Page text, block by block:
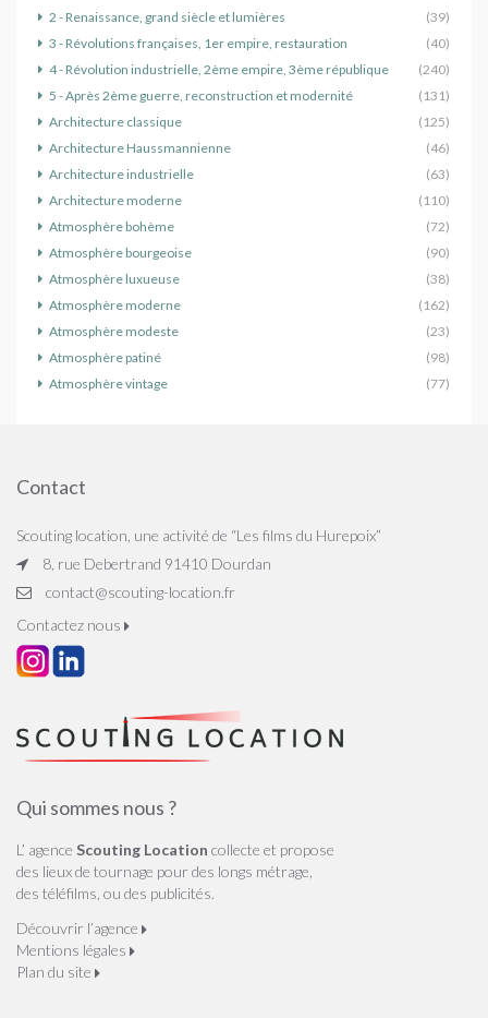
2 - Renaissance, grand siècle et lumières
(39)
3 - Révolutions françaises, 1er empire, restauration
(40)
4 - Révolution industrielle, 2ème empire, 3ème république
(240)
5 - Après 2ème guerre, reconstruction et modernité
(131)
Architecture classique
(125)
Architecture Haussmannienne
(46)
Architecture industrielle
(63)
Architecture moderne
(110)
Atmosphère bohème
(72)
Atmosphère bourgeoise
(90)
Atmosphère luxueuse
(38)
Atmosphère moderne
(162)
Atmosphère modeste
(23)
Atmosphère patiné
(98)
Atmosphère vintage
(77)
Contact
Scouting location, une activité de “Les films du Hurepoix”
8, rue Debertrand 91410 Dourdan
contact@scouting-location.fr
Contactez nous
Qui sommes nous ?
L’ agence Scouting Location collecte et propose
des lieux de tournage pour des longs métrage,
des téléfilms, ou des publicités.
Découvrir l’agence
Mentions légales
Plan du site